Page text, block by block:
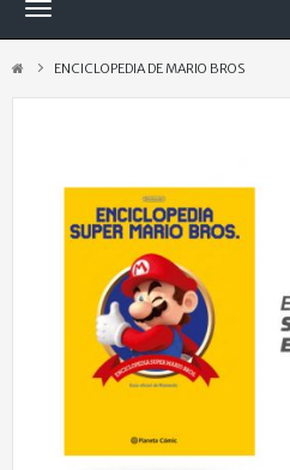
Navegación
ENCICLOPEDIA DE MARIO BROS